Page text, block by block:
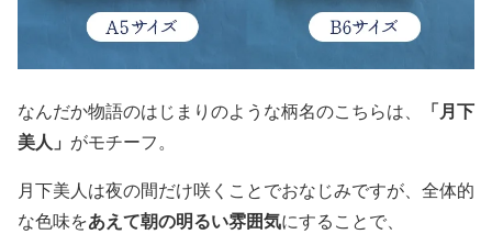
なんだか物語のはじまりのような柄名のこちらは、
「月下
美人」 がモチーフ。
月下美人は夜の間だけ咲くことでおなじみですが、全体的
な色味をあえて朝の明るい雰囲気にすることで、